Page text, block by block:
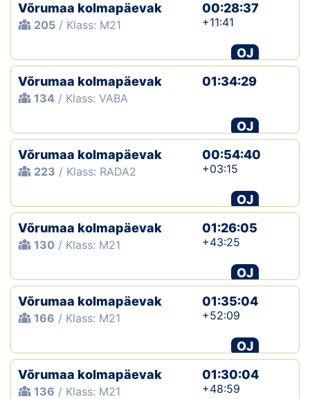
Võrumaa kolmapäevak
205 / Klass: M21
00:28:37
+11:41
OJ
Võrumaa kolmapäevak
134 / Klass: VABA
01:34:29
OJ
Võrumaa kolmapäevak
223 / Klass: RADA2
00:54:40
+03:15
OJ
Võrumaa kolmapäevak
130 / Klass: M21
01:26:05
+43:25
OJ
Võrumaa kolmapäevak
166 / Klass: M21
01:35:04
+52:09
OJ
Võrumaa kolmapäevak
136 / Klass: M21
01:30:04
+48:59